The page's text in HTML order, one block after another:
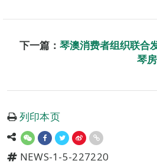
下一篇： 琴澳消费者组织联合
琴
列印本页
NEWS-1-5-227220